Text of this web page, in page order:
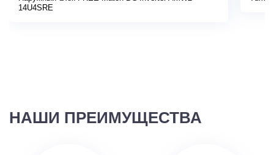
14U4SRE
НАШИ ПРЕИМУЩЕСТВА